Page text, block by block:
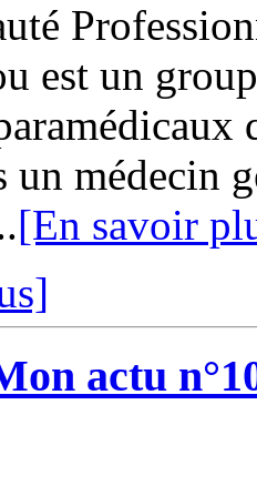
est un
un médecin
[En savoir
actu